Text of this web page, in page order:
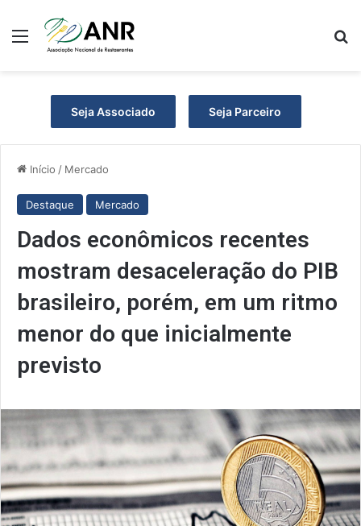
Menu
Seja Associado Seja Parceiro
Início / Mercado
Destaque Mercado
Dados econômicos recentes
mostram desaceleração do PIB
brasileiro, porém, em um ritmo
menor do que inicialmente
previsto